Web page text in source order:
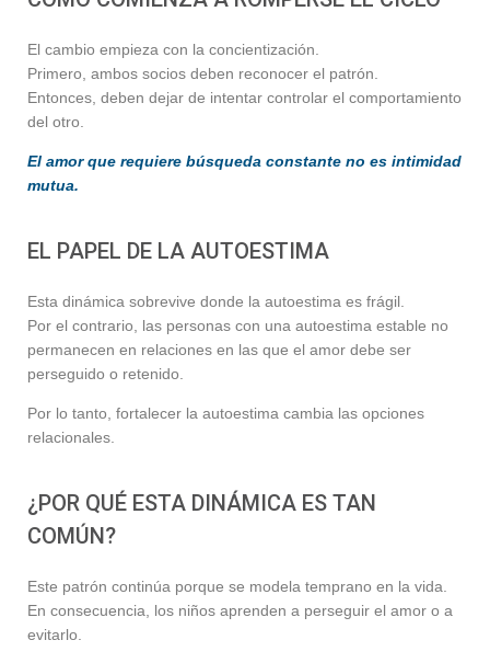
El cambio empieza con la concientización.
Primero, ambos socios deben reconocer el patrón.
Entonces, deben dejar de intentar controlar el comportamiento
del otro.
El amor que requiere búsqueda constante no es intimidad
mutua.
EL PAPEL DE LA AUTOESTIMA
Esta dinámica sobrevive donde la autoestima es frágil.
Por el contrario, las personas con una autoestima estable no
permanecen en relaciones en las que el amor debe ser
perseguido o retenido.
Por lo tanto, fortalecer la autoestima cambia las opciones
relacionales.
¿POR QUÉ ESTA DINÁMICA ES TAN
COMÚN?
Este patrón continúa porque se modela temprano en la vida.
En consecuencia, los niños aprenden a perseguir el amor o a
evitarlo.